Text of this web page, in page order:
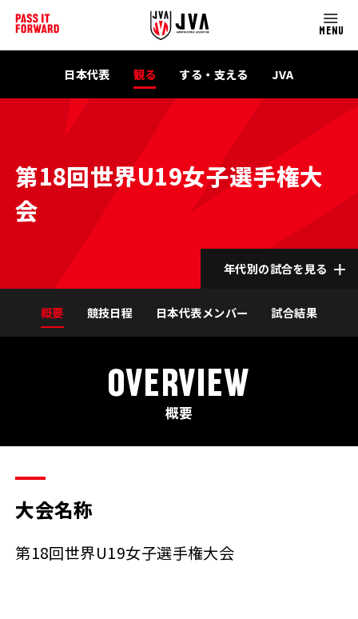
MENU
日本代表 観る する・支える JVA
第18回世界U19女子選手権大
会
年代別の試合を見る
概要 競技日程 日本代表メンバー 試合結果
OVERVIEW
概要
大会名称
第18回世界U19女子選手権大会